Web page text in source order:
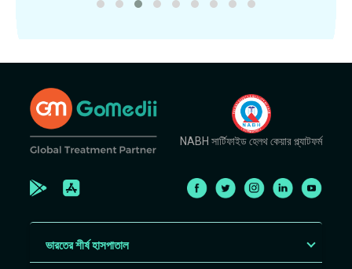
NABH সার্টিফাইড হেলথ কেয়ার প্ল্যাটফর্ম
ভারতের শীর্ষ হাসপাতাল